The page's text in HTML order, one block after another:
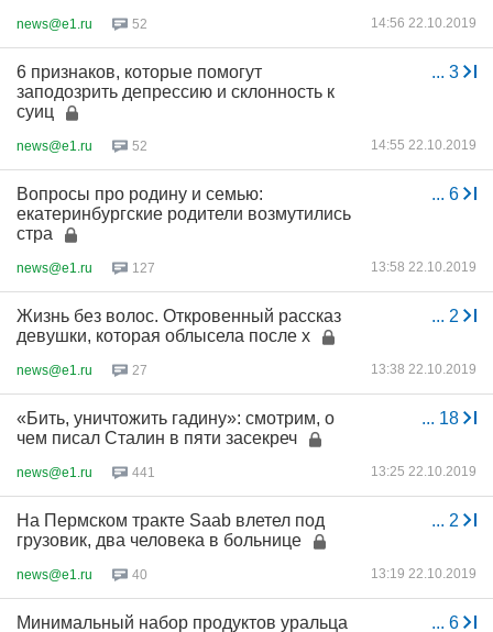
news@e1.ru 52 14:56 22.10.2019
... 3
6 признаков, которые помогут
заподозрить депрессию и склонность к
суиц
news@e1.ru 52 14:55 22.10.2019
... 6
Вопросы про родину и семью:
екатеринбургские родители возмутились
стра
news@e1.ru 127 13:58 22.10.2019
... 2
Жизнь без волос. Откровенный рассказ
девушки, которая облысела после х
news@e1.ru 27 13:38 22.10.2019
... 18
«Бить, уничтожить гадину»: смотрим, о
чем писал Сталин в пяти засекреч
news@e1.ru 441 13:25 22.10.2019
... 2
На Пермском тракте Saab влетел под
грузовик, два человека в больнице
news@e1.ru 40 13:19 22.10.2019
... 6
Минимальный набор продуктов уральца